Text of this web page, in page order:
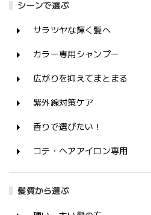
シーンで選ぶ
サラツヤな輝く髪へ
カラー専用シャンプー
広がりを抑えてまとまる
紫外線対策ケア
香りで選びたい！
コテ・ヘアアイロン専用
髪質から選ぶ